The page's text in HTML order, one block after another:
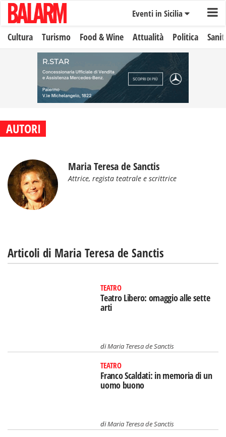
Eventi in Sicilia
Cultura Turismo Food & Wine Attualità Politica
AUTORI
Maria Teresa de Sanctis
Attrice, regista teatrale e scrittrice
Articoli di Maria Teresa de Sanctis
TEATRO
Teatro Libero: omaggio alle sette
arti
diMaria Teresa de Sanctis
TEATRO
Franco Scaldati: in memoria di un
uomo buono
diMaria Teresa de Sanctis